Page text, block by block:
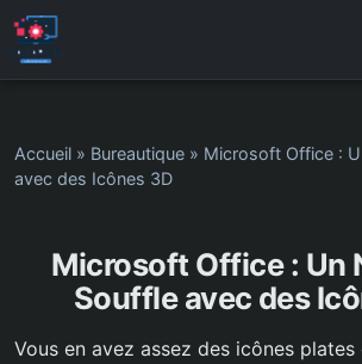
Accueil » Bureautique » Microsoft Office :
avec des Icônes 3D
Microsoft Office : Un
Souffle avec des
Vous en avez assez des icônes